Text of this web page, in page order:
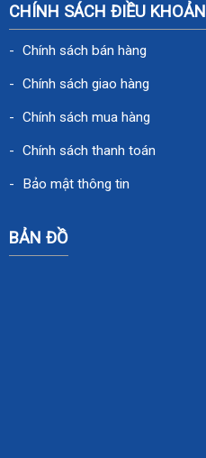
CHÍNH SÁCH ĐIỀU KHOẢN
Chính sách bán hàng
Chính sách giao hàng
Chính sách mua hàng
Chính sách thanh toán
Bảo mật thông tin
BẢN ĐỒ